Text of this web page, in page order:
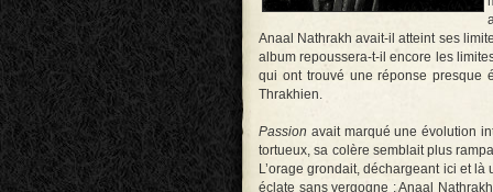
Anaal Nathrakh avait-il atteint ses
album repoussera-t-il encore les
qui ont trouvé une réponse presque
Thrakhien.
Passion avait marqué une évolution
tortueux, sa colère semblait plus
L’orage grondait, déchargeant ici et
éclate sans vergogne : Anaal